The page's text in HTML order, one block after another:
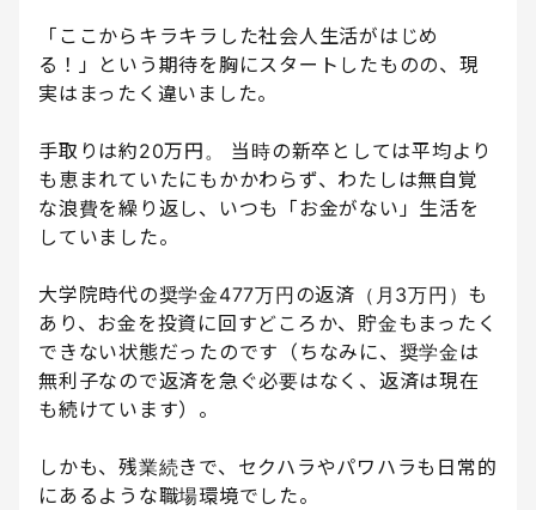
「ここからキラキラした社会人生活がはじめ
る！」という期待を胸にスタートしたものの、現
実はまったく違いました。
手取りは約20万円。 当時の新卒としては平均より
も恵まれていたにもかかわらず、わたしは無自覚
な浪費を繰り返し、いつも「お金がない」生活を
していました。
大学院時代の奨学金477万円の返済（月3万円）も
あり、お金を投資に回すどころか、貯金もまったく
できない状態だったのです（ちなみに、奨学金は
無利子なので返済を急ぐ必要はなく、返済は現在
も続けています）。
しかも、残業続きで、セクハラやパワハラも日常的
にあるような職場環境でした。